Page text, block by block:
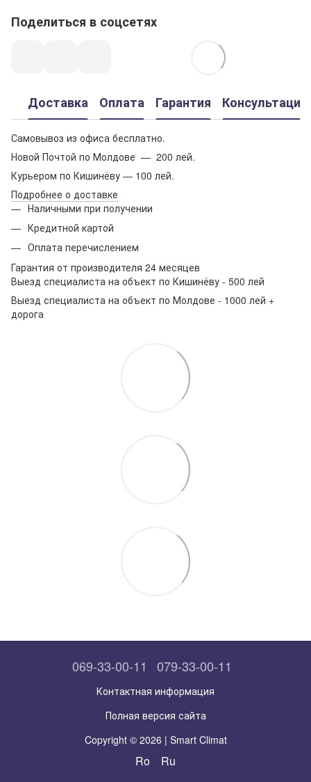
Поделиться в соцсетях
Доставка Оплата Гарантия Консультация
Самовывоз из офиса бесплатно.
Новой Почтой по Молдове — 200 лей.
Курьером по Кишинёву — 100 лей.
Подробнее о доставке
Наличными при получении
Кредитной картой
Оплата перечислением
Гарантия от производителя 24 месяцев
Выезд специалиста на объект по Кишинёву - 500 лей
Выезд специалиста на объект по Молдове - 1000 лей +
дорога
069-33-00-11 079-33-00-11
Контактная информация
Полная версия сайта
Copyright © 2026 | Smart Climat
Ro Ru